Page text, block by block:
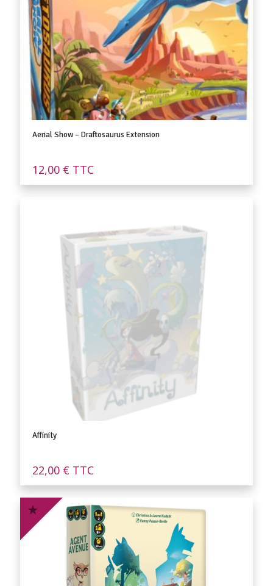
Aerial Show – Draftosaurus Extension
12,00 € TTC
Affinity
22,00 € TTC